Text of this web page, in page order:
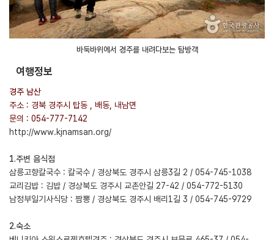
바둑바위에서 경주를 내려다보는 탐방객
여행정보
경주 남산
주소 : 경북 경주시 탑동 , 배동, 내남면
문의 : 054-777-7142
http://www.kjnamsan.org/
1.주변 음식점
삼릉고향칼국수 : 칼국수 / 경상북도 경주시 삼릉3길 2 / 054-745-1038
교리김밥 : 김밥 / 경상북도 경주시 교촌안길 27-42 / 054-772-5130
남정부일기사식당 : 짬뽕 / 경상북도 경주시 배리1길 3 / 054-745-9729
2.숙소